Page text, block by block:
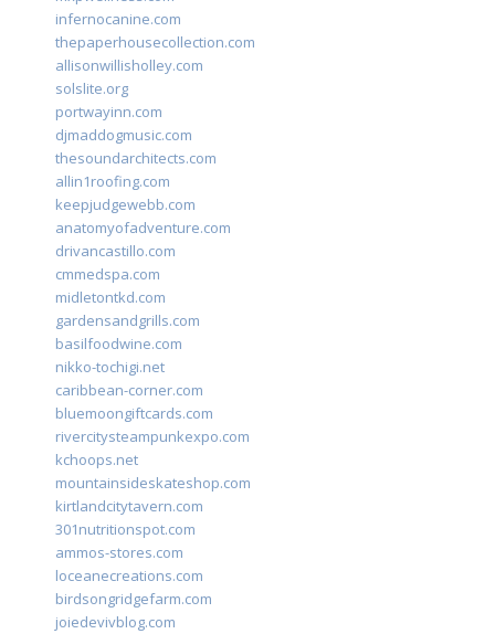
infernocanine.com
thepaperhousecollection.com
allisonwillisholley.com
solslite.org
portwayinn.com
djmaddogmusic.com
thesoundarchitects.com
allin1roofing.com
keepjudgewebb.com
anatomyofadventure.com
drivancastillo.com
cmmedspa.com
midletontkd.com
gardensandgrills.com
basilfoodwine.com
nikko-tochigi.net
caribbean-corner.com
bluemoongiftcards.com
rivercitysteampunkexpo.com
kchoops.net
mountainsideskateshop.com
kirtlandcitytavern.com
301nutritionspot.com
ammos-stores.com
loceanecreations.com
birdsongridgefarm.com
joiedevivblog.com